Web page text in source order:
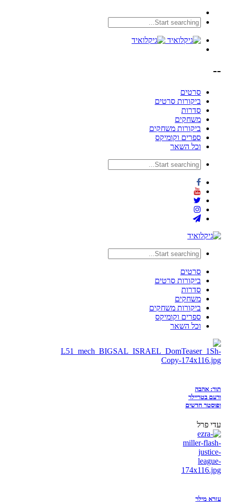
--
סרטים
ביקורות סרטים
סדרות
משחקים
ביקורות משחקים
ספרים וקומיקס
וכל השאר
סרטים
ביקורות סרטים
סדרות
משחקים
ביקורות משחקים
ספרים וקומיקס
וכל השאר
תור: אהבה
ורעם בטריילר
ופוסטר חדשים
עדי פרל
עזרא מילר